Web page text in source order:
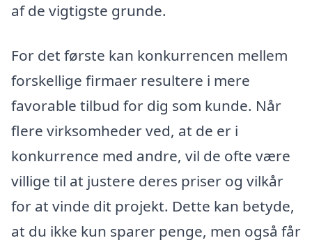
af de vigtigste grunde.
For det første kan konkurrencen mellem
forskellige firmaer resultere i mere
favorable tilbud for dig som kunde. Når
flere virksomheder ved, at de er i
konkurrence med andre, vil de ofte være
villige til at justere deres priser og vilkår
for at vinde dit projekt. Dette kan betyde,
at du ikke kun sparer penge, men også får